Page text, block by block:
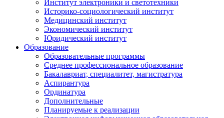
Институт электроники и светотехники
Историко-социологический институт
Медицинский институт
Экономический институт
Юридический институт
Образование
Образовательные программы
Среднее профессиональное образование
Бакалавриат, специалитет, магистратура
Аспирантура
Ординатура
Дополнительные
Планируемые к реализации